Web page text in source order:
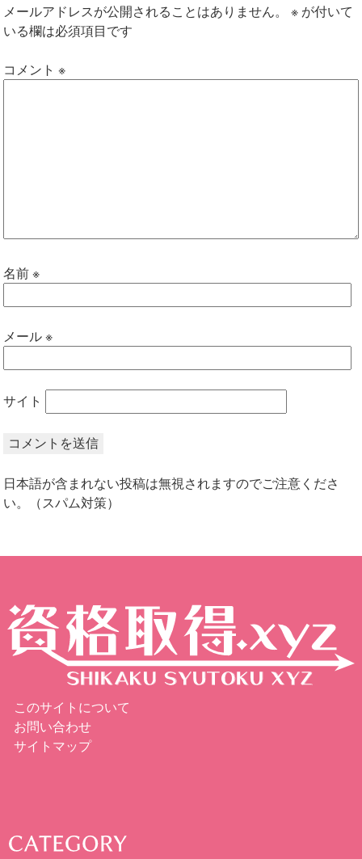
メールアドレスが公開されることはありません。 ※ が付いて
いる欄は必須項目です
コメント※
名前※
メール※
サイト
日本語が含まれない投稿は無視されますのでご注意くださ
い。（スパム対策）
このサイトについて
お問い合わせ
サイトマップ